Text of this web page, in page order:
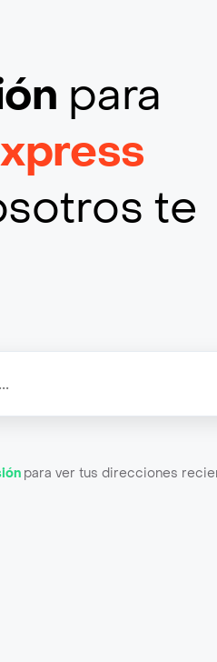
para
te
para ver tus direcciones